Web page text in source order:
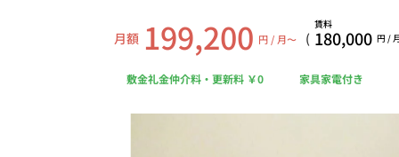
月額 199,200 円 / 月〜 (
賃料
180,000 円 /
敷金礼金仲介料・更新料 ￥0 家具家電付き